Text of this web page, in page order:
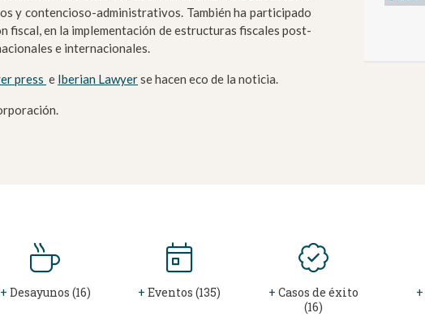
y contencioso-administrativos. También ha participado
en la implementación de estructuras fiscales post-
e internacionales.
press e Iberian Lawyerse hacen eco de la noticia.
+ Desayunos (16) + Eventos (135) + Casos de éxito
(16)
+